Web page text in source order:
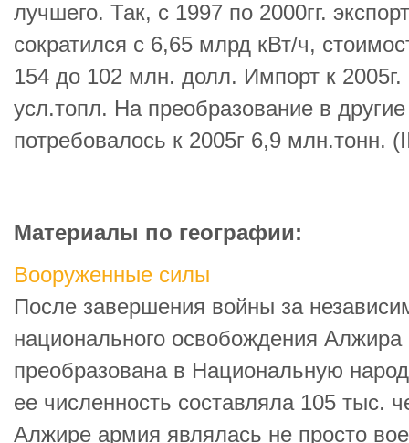
лучшего. Так, с 1997 по 2000гг.
сократился с 6,65 млрд кВт/ч,
154 до 102 млн. долл. Импорт к
усл.топл. На преобразование в
потребовалось к 2005г 6,9 млн.тонн.
Материалы по географии:
Вооруженные силы
После завершения войны за
национального освобождения
преобразована в Национальную
ее численность составляла 105 тыс.
Алжире армия являлась не просто